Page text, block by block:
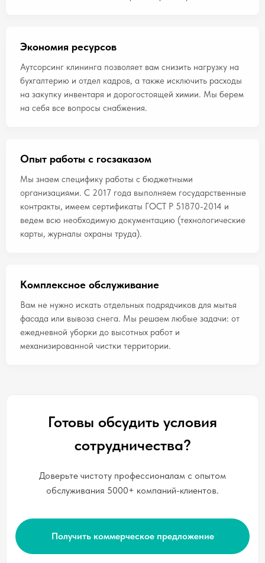
Экономия ресурсов
Аутсорсинг клининга позволяет вам снизить нагрузку на
бухгалтерию и отдел кадров, а также исключить расходы
на закупку инвентаря и дорогостоящей химии. Мы берем
на себя все вопросы снабжения.
Опыт работы с госзаказом
Мы знаем специфику работы с бюджетными
организациями. С 2017 года выполняем государственные
контракты, имеем сертификаты ГОСТ Р 51870-2014 и
ведем всю необходимую документацию (технологические
карты, журналы охраны труда).
Комплексное обслуживание
Вам не нужно искать отдельных подрядчиков для мытья
фасада или вывоза снега. Мы решаем любые задачи: от
ежедневной уборки до высотных работ и
механизированной чистки территории.
Готовы обсудить условия
сотрудничества?
Доверьте чистоту профессионалам с опытом
обслуживания 5000+ компаний-клиентов.
Получить коммерческое предложение